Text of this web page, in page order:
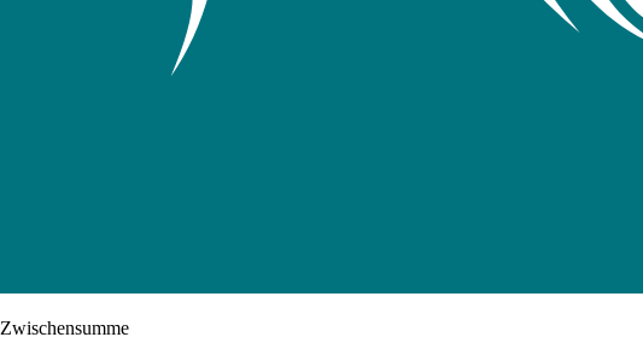
Zwischensumme